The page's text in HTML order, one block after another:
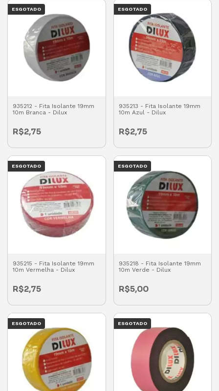
ESGOTADO
935212 - Fita Isolante 19mm
10m Branca - Dilux
R$2,75
ESGOTADO
935213 - Fita Isolante 19mm
10m Azul - Dilux
R$2,75
ESGOTADO
935215 - Fita Isolante 19mm
10m Vermelha - Dilux
R$2,75
ESGOTADO
935218 - Fita Isolante 19mm
10m Verde - Dilux
R$5,00
ESGOTADO ESGOTADO